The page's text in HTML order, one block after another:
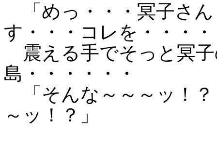
「めっ・・・冥子さ
す・・・コレを・・・
震える手でそっと冥
島・・・・・・
「そんな～～～ッ！
～ッ！？」